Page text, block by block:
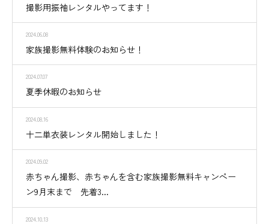
撮影用振袖レンタルやってます！
2024.06.08
家族撮影無料体験のお知らせ！
2024.07.07
夏季休暇のお知らせ
2024.08.16
十二単衣装レンタル開始しました！
2024.09.02
赤ちゃん撮影、赤ちゃんを含む家族撮影無料キャンペー
ン9月末まで 先着3...
2024.10.13